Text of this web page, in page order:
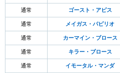
通常 ゴースト・アピス
通常 メイガス・パピリオ
通常 カーマイン・ブロース
通常 キラー・ブロース
通常 イモータル・マンダ